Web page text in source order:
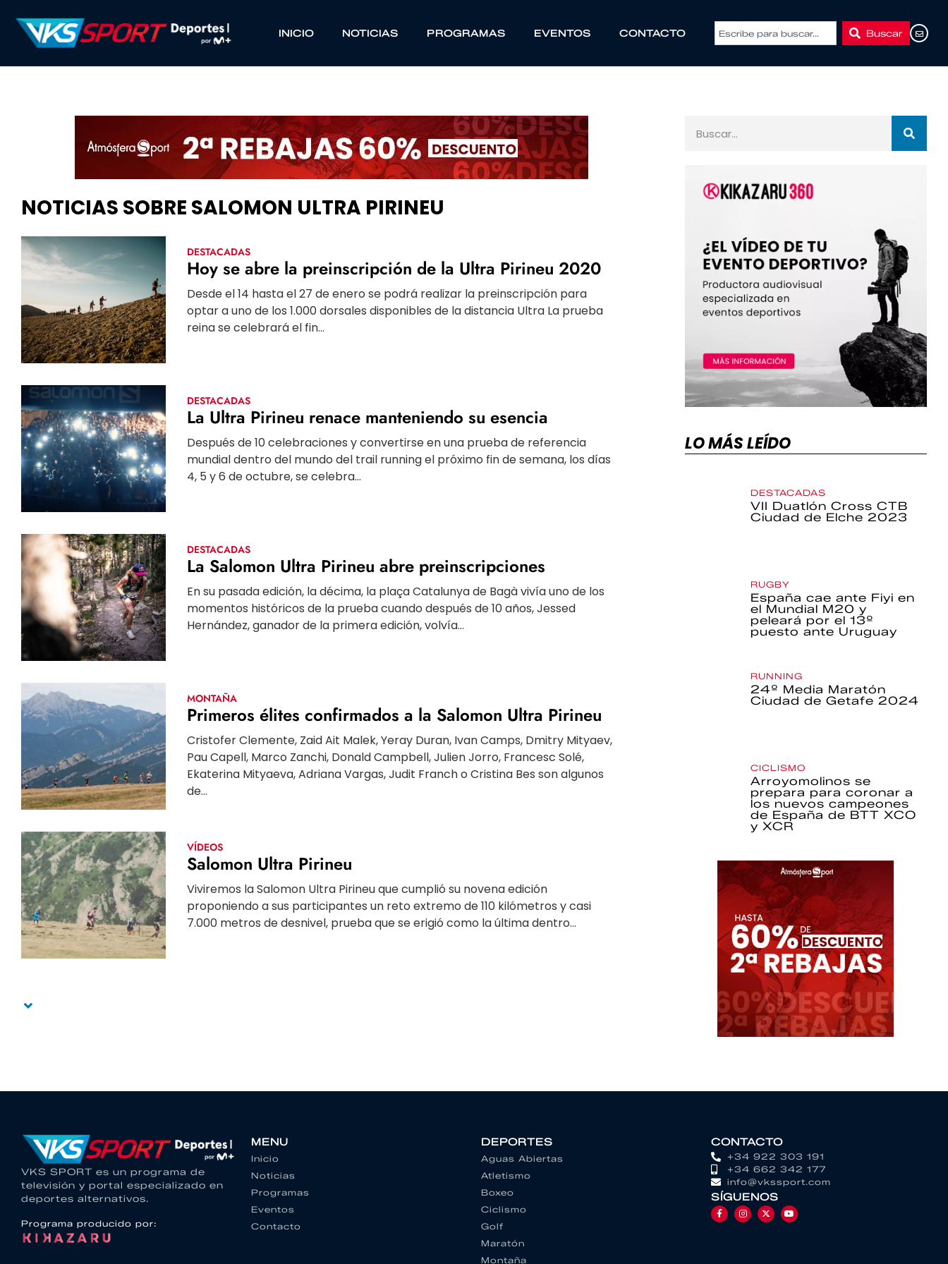
INICIO NOTICIAS PROGRAMAS EVENTOS CONTACTO Buscar
NOTICIAS SOBRE SALOMON ULTRA PIRINEU
DESTACADAS
Hoy se abre la preinscripción de la Ultra Pirineu 2020
Desde el 14 hasta el 27 de enero se podrá realizar la preinscripción para
optar a uno de los 1.000 dorsales disponibles de la distancia Ultra La prueba
reina se celebrará el fin...
DESTACADAS
La Ultra Pirineu renace manteniendo su esencia
Después de 10 celebraciones y convertirse en una prueba de referencia
mundial dentro del mundo del trail running el próximo fin de semana, los días
4, 5 y 6 de octubre, se celebra...
DESTACADAS
La Salomon Ultra Pirineu abre preinscripciones
En su pasada edición, la décima, la plaça Catalunya de Bagà vivía uno de los
momentos históricos de la prueba cuando después de 10 años, Jessed
Hernández, ganador de la primera edición, volvía...
MONTAÑA
Primeros élites confirmados a la Salomon Ultra Pirineu
Cristofer Clemente, Zaid Ait Malek, Yeray Duran, Ivan Camps, Dmitry Mityaev,
Pau Capell, Marco Zanchi, Donald Campbell, Julien Jorro, Francesc Solé,
Ekaterina Mityaeva, Adriana Vargas, Judit Franch o Cristina Bes son algunos
de...
VÍDEOS
Salomon Ultra Pirineu
Viviremos la Salomon Ultra Pirineu que cumplió su novena edición
proponiendo a sus participantes un reto extremo de 110 kilómetros y casi
7.000 metros de desnivel, prueba que se erigió como la última dentro...
LO MÁS LEÍDO
DESTACADAS
VII Duatlón Cross CTB
Ciudad de Elche 2023
RUGBY
España cae ante Fiyi en
el Mundial M20 y
peleará por el 13º
puesto ante Uruguay
RUNNING
24º Media Maratón
Ciudad de Getafe 2024
CICLISMO
Arroyomolinos se
prepara para coronar a
los nuevos campeones
de España de BTT XCO
y XCR
VKS SPORT es un programa de
televisión y portal especializado en
deportes alternativos.
Programa producido por:
MENU
Inicio
Noticias
Programas
Eventos
Contacto
DEPORTES
Aguas Abiertas
Atletismo
Boxeo
Ciclismo
Golf
Maratón
Montaña
CONTACTO
+34 922 303 191
+34 662 342 177
info@vkssport.com
SÍGUENOS